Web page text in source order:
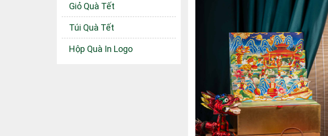
Giỏ Quà Tết
Túi Quà Tết
Hộp Quà In Logo